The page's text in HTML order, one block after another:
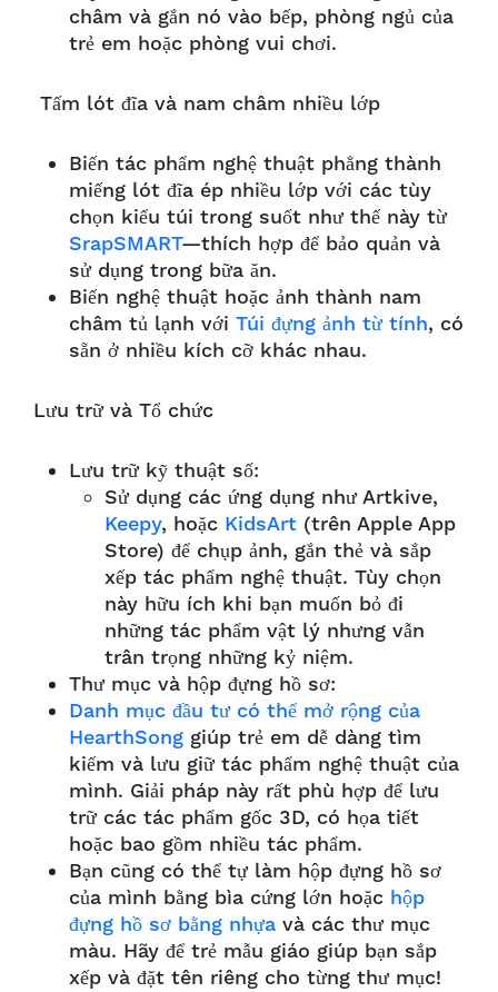
châm và gắn nó vào bếp, phòng ngủ của
trẻ em hoặc phòng vui chơi.
Tấm lót đĩa và nam châm nhiều lớp
Biến tác phẩm nghệ thuật phẳng thành
miếng lót đĩa ép nhiều lớp với các tùy
chọn kiểu túi trong suốt như thế này từ
SrapSMART—thích hợp để bảo quản và
sử dụng trong bữa ăn.
Biến nghệ thuật hoặc ảnh thành nam
châm tủ lạnh với Túi đựng ảnh từ tính, có
sẵn ở nhiều kích cỡ khác nhau.
Lưu trữ và Tổ chức
Lưu trữ kỹ thuật số:
Sử dụng các ứng dụng như Artkive,
Keepy, hoặc KidsArt (trên Apple App
Store) để chụp ảnh, gắn thẻ và sắp
xếp tác phẩm nghệ thuật. Tùy chọn
này hữu ích khi bạn muốn bỏ đi
những tác phẩm vật lý nhưng vẫn
trân trọng những kỷ niệm.
Thư mục và hộp đựng hồ sơ:
Danh mục đầu tư có thể mở rộng của
HearthSong giúp trẻ em dễ dàng tìm
kiếm và lưu giữ tác phẩm nghệ thuật của
mình. Giải pháp này rất phù hợp để lưu
trữ các tác phẩm gốc 3D, có họa tiết
hoặc bao gồm nhiều tác phẩm.
Bạn cũng có thể tự làm hộp đựng hồ sơ
của mình bằng bìa cứng lớn hoặc hộp
đựng hồ sơ bằng nhựa và các thư mục
màu. Hãy để trẻ mẫu giáo giúp bạn sắp
xếp và đặt tên riêng cho từng thư mục!